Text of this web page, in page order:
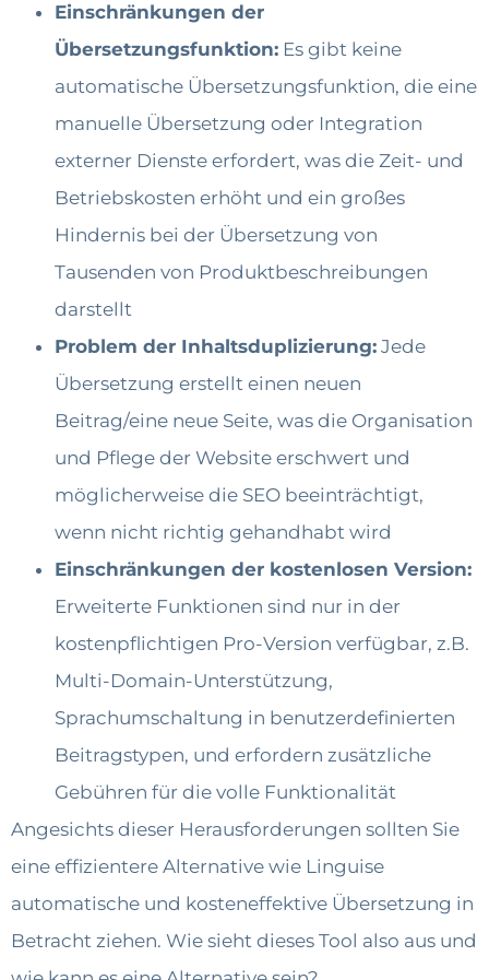
Einschränkungen der
Übersetzungsfunktion: Es gibt keine
automatische Übersetzungsfunktion, die eine
manuelle Übersetzung oder Integration
externer Dienste erfordert, was die Zeit- und
Betriebskosten erhöht und ein großes
Hindernis bei der Übersetzung von
Tausenden von Produktbeschreibungen
darstellt
Problem der Inhaltsduplizierung: Jede
Übersetzung erstellt einen neuen
Beitrag/eine neue Seite, was die Organisation
und Pflege der Website erschwert und
möglicherweise die SEO beeinträchtigt,
wenn nicht richtig gehandhabt wird
Einschränkungen der kostenlosen Version:
Erweiterte Funktionen sind nur in der
kostenpflichtigen Pro-Version verfügbar, z.B.
Multi-Domain-Unterstützung,
Sprachumschaltung in benutzerdefinierten
Beitragstypen, und erfordern zusätzliche
Gebühren für die volle Funktionalität
Angesichts dieser Herausforderungen sollten Sie
eine effizientere Alternative wie Linguise
automatische und kosteneffektive Übersetzung in
Betracht ziehen. Wie sieht dieses Tool also aus und